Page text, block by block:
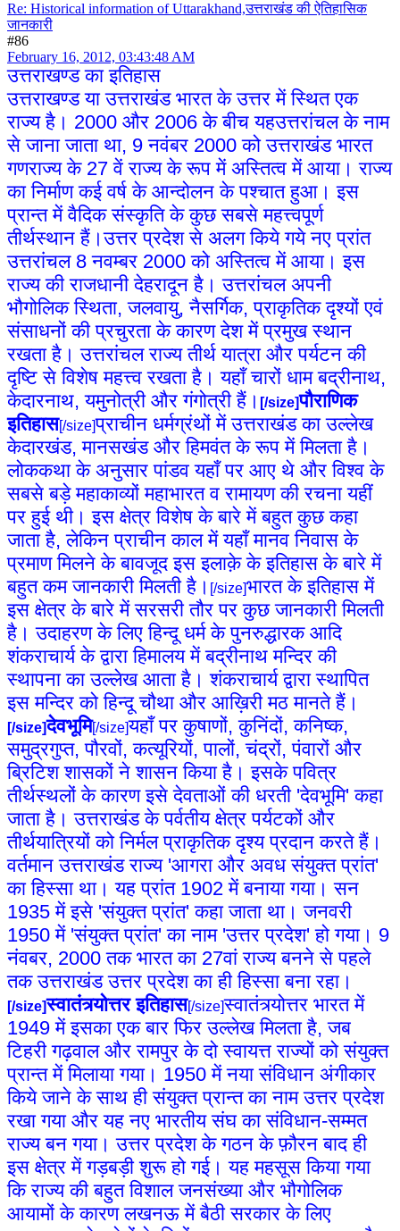
Re: Historical information of Uttarakhand,उत्तराखंड की ऐतिहासिक
जानकारी
#86
February 16, 2012, 03:43:48 AM
उत्तराखण्ड का इतिहास
उत्तराखण्ड या उत्तराखंड भारत के उत्तर में स्थित एक
राज्य है। 2000 और 2006 के बीच यहउत्तरांचल के नाम
से जाना जाता था, 9 नवंबर 2000 को उत्तराखंड भारत
गणराज्य के 27 वें राज्य के रूप में अस्तित्व में आया। राज्य
का निर्माण कई वर्ष के आन्दोलन के पश्चात हुआ। इस
प्रान्त में वैदिक संस्कृति के कुछ सबसे महत्त्वपूर्ण
तीर्थस्थान हैं।उत्तर प्रदेश से अलग किये गये नए प्रांत
उत्तरांचल 8 नवम्बर 2000 को अस्तित्व में आया। इस
राज्य की राजधानी देहरादून है। उत्तरांचल अपनी
भौगोलिक स्थिता, जलवायु, नैसर्गिक, प्राकृतिक दृश्यों एवं
संसाधनों की प्रचुरता के कारण देश में प्रमुख स्थान
रखता है। उत्तरांचल राज्य तीर्थ यात्रा और पर्यटन की
दृष्टि से विशेष महत्त्व रखता है। यहाँ चारों धाम बद्रीनाथ,
केदारनाथ, यमुनोत्री और गंगोत्री हैं। [/size]पौराणिक
इतिहास[/size]प्राचीन धर्मग्रंथों में उत्तराखंड का उल्लेख
केदारखंड, मानसखंड और हिमवंत के रूप में मिलता है।
लोककथा के अनुसार पांडव यहाँ पर आए थे और विश्व के
सबसे बड़े महाकाव्यों महाभारत व रामायण की रचना यहीं
पर हुई थी। इस क्षेत्र विशेष के बारे में बहुत कुछ कहा
जाता है, लेकिन प्राचीन काल में यहाँ मानव निवास के
प्रमाण मिलने के बावजूद इस इलाक़े के इतिहास के बारे में
बहुत कम जानकारी मिलती है। [/size]भारत के इतिहास में
इस क्षेत्र के बारे में सरसरी तौर पर कुछ जानकारी मिलती
है। उदाहरण के लिए हिन्दू धर्म के पुनरुद्धारक आदि
शंकराचार्य के द्वारा हिमालय में बद्रीनाथ मन्दिर की
स्थापना का उल्लेख आता है। शंकराचार्य द्वारा स्थापित
इस मन्दिर को हिन्दू चौथा और आख़िरी मठ मानते हैं।
[/size]देवभूमि[/size]यहाँ पर कुषाणों, कुनिंदों, कनिष्क,
समुद्रगुप्त, पौरवों, कत्यूरियों, पालों, चंद्रों, पंवारों और
ब्रिटिश शासकों ने शासन किया है। इसके पवित्र
तीर्थस्थलों के कारण इसे देवताओं की धरती 'देवभूमि' कहा
जाता है। उत्तराखंड के पर्वतीय क्षेत्र पर्यटकों और
तीर्थयात्रियों को निर्मल प्राकृतिक दृश्य प्रदान करते हैं।
वर्तमान उत्तराखंड राज्य 'आगरा और अवध संयुक्त प्रांत'
का हिस्सा था। यह प्रांत 1902 में बनाया गया। सन
1935 में इसे 'संयुक्त प्रांत' कहा जाता था। जनवरी
1950 में 'संयुक्त प्रांत' का नाम 'उत्तर प्रदेश' हो गया। 9
नंवबर, 2000 तक भारत का 27वां राज्य बनने से पहले
तक उत्तराखंड उत्तर प्रदेश का ही हिस्सा बना रहा।
[/size]स्वातंत्र्योत्तर इतिहास[/size]स्वातंत्र्योत्तर भारत में
1949 में इसका एक बार फिर उल्लेख मिलता है, जब
टिहरी गढ़वाल और रामपुर के दो स्वायत्त राज्यों को संयुक्त
प्रान्त में मिलाया गया। 1950 में नया संविधान अंगीकार
किये जाने के साथ ही संयुक्त प्रान्त का नाम उत्तर प्रदेश
रखा गया और यह नए भारतीय संघ का संविधान-सम्मत
राज्य बन गया। उत्तर प्रदेश के गठन के फ़ौरन बाद ही
इस क्षेत्र में गड़बड़ी शुरू हो गई। यह महसूस किया गया
कि राज्य की बहुत विशाल जनसंख्या और भौगोलिक
आयामों के कारण लखनऊ में बैठी सरकार के लिए